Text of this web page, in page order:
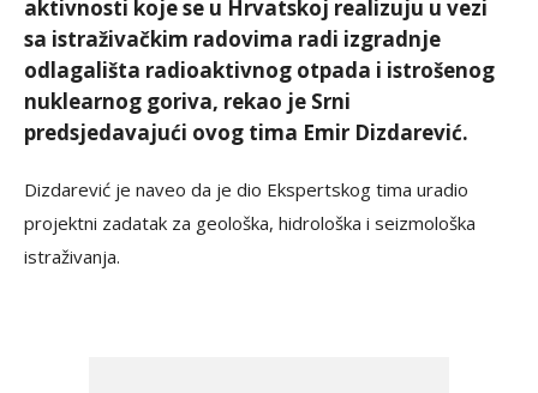
aktivnosti koje se u Hrvatskoj realizuju u vezi
sa istraživačkim radovima radi izgradnje
odlagališta radioaktivnog otpada i istrošenog
nuklearnog goriva, rekao je Srni
predsjedavajući ovog tima Emir Dizdarević.
Dizdarević je naveo da je dio Ekspertskog tima uradio
projektni zadatak za geološka, hidrološka i seizmološka
istraživanja.